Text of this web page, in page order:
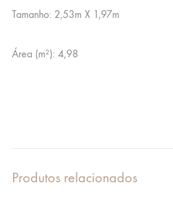
Tamanho: 2,53m X 1,97m
Área (m²): 4,98
Produtos relacionados